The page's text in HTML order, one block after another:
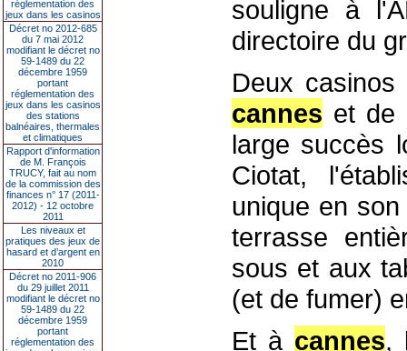
réglementation des
jeux dans les casinos
Décret no 2012-685
du 7 mai 2012
modifiant le décret no
59-1489 du 22
décembre 1959
portant
réglementation des
jeux dans les casinos
des stations
balnéaires, thermales
et climatiques
Rapport d'information
de M. François
TRUCY, fait au nom
de la commission des
finances n° 17 (2011-
2012) - 12 octobre
2011
Les niveaux et
pratiques des jeux de
hasard et d’argent en
2010
Décret no 2011-906
du 29 juillet 2011
modifiant le décret no
59-1489 du 22
décembre 1959
portant
réglementation des
souligne à
directoire du
Deux
cannes et de
large succès
Ciotat,
unique en
terrasse
sous et aux
(et de fumer)
Et à cannes,